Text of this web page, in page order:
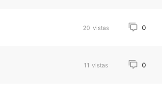
20 vistas 0
11 vistas 0